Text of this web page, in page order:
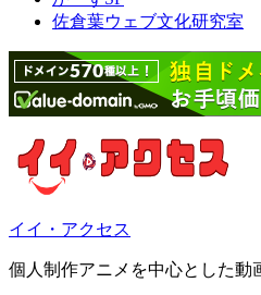
佐倉葉ウェブ文化研究室
イイ・アクセス
個人制作アニメを中心とした動